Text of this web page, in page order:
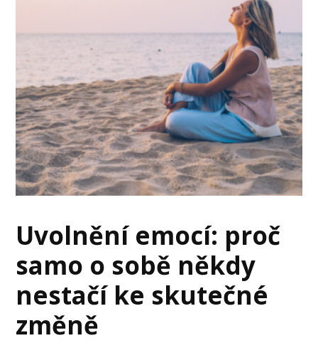
Uvolnění emocí: proč
samo o sobě někdy
nestačí ke skutečné
změně